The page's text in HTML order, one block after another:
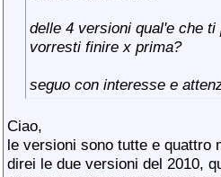
delle 4 versioni qual'e che
vorresti finire x prima?
seguo con interesse e
Ciao,
le versioni sono tutte e quattro
direi le due versioni del 2010,